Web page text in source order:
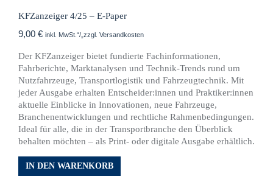
KFZanzeiger 4/25 – E-Paper
9,00 € inkl. MwSt.“/„zzgl. Versandkosten
Der KFZanzeiger bietet fundierte Fachinformationen,
Fahrberichte, Marktanalysen und Technik-Trends rund um
Nutzfahrzeuge, Transportlogistik und Fahrzeugtechnik. Mit
jeder Ausgabe erhalten Entscheider:innen und Praktiker:innen
aktuelle Einblicke in Innovationen, neue Fahrzeuge,
Branchenentwicklungen und rechtliche Rahmenbedingungen.
Ideal für alle, die in der Transportbranche den Überblick
behalten möchten – als Print- oder digitale Ausgabe erhältlich.
IN DEN WARENKORB